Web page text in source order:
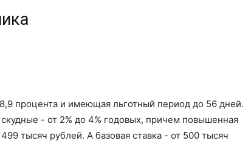
процента и имеющая льготный период до 56 дней.
- от 2% до 4% годовых, причем повышенная
тысяч рублей. А базовая ставка - от 500 тысяч